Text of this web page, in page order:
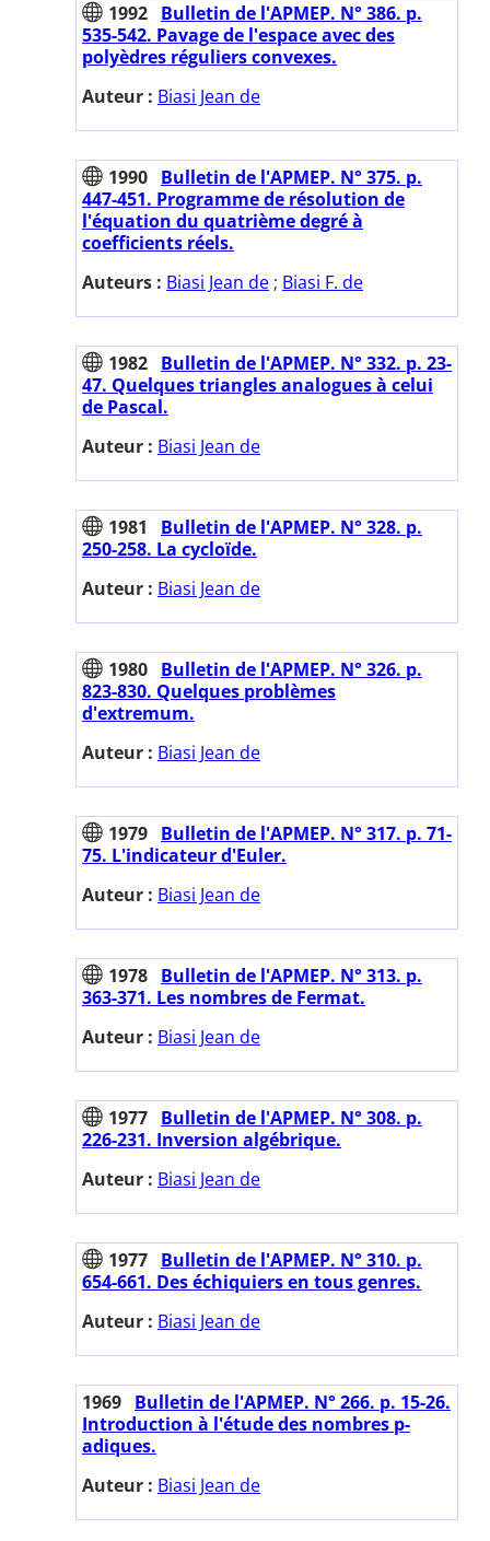
1992 Bulletin de l'APMEP. N° 386. p.
535-542. Pavage de l'espace avec des
polyèdres réguliers convexes.
Auteur : Biasi Jean de
1990 Bulletin de l'APMEP. N° 375. p.
447-451. Programme de résolution de
l'équation du quatrième degré à
coefficients réels.
Auteurs : Biasi Jean de ; Biasi F. de
1982 Bulletin de l'APMEP. N° 332. p. 23-
47. Quelques triangles analogues à celui
de Pascal.
Auteur : Biasi Jean de
1981
Bulletin de l'APMEP. N° 328. p.
250-258. La cycloïde.
Auteur : Biasi Jean de
1980 Bulletin de l'APMEP. N° 326. p.
823-830. Quelques problèmes
d'extremum.
Auteur : Biasi Jean de
1979 Bulletin de l'APMEP. N° 317. p. 71-
75. L'indicateur d'Euler.
Auteur : Biasi Jean de
1978 Bulletin de l'APMEP. N° 313. p.
363-371. Les nombres de Fermat.
Auteur : Biasi Jean de
1977 Bulletin de l'APMEP. N° 308. p.
226-231. Inversion algébrique.
Auteur : Biasi Jean de
1977 Bulletin de l'APMEP. N° 310. p.
654-661. Des échiquiers en tous genres.
Auteur : Biasi Jean de
1969 Bulletin de l'APMEP. N° 266. p. 15-26.
Introduction à l'étude des nombres p-
adiques.
Auteur : Biasi Jean de